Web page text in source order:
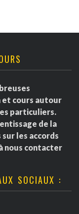
et cours autour
particuliers.
de la
les accords
nous contacter
SOCIAUX :